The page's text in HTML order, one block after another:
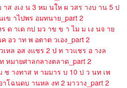
าส งเง น 3 หม นให ผ วสร างบ าน 5 ป
เข าไปพร อมทนาย_part 2
ด าเด กป มว าข ข า ไม ม เง นจ าย
อว าท พ อตาต วเอง_part 2
เหล อส งแชร 2 ป ท าวแชร อ างล
หมายศาลกลางตลาด_part 2
ช างทาส ห ามมาร บ 10 ป ว นท เพ
โฉนดบ านหล งท 2 มาวาง_part 2